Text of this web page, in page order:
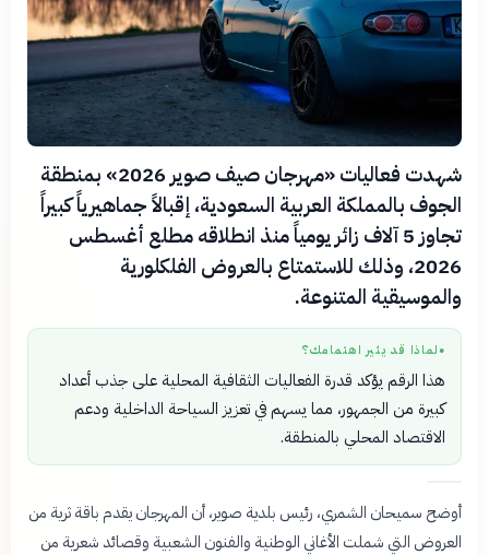
شهدت فعاليات «مهرجان صيف صوير 2026» بمنطقة
الجوف بالمملكة العربية السعودية، إقبالاً جماهيرياً كبيراً
تجاوز 5 آلاف زائر يومياً منذ انطلاقه مطلع أغسطس
2026، وذلك للاستمتاع بالعروض الفلكلورية
والموسيقية المتنوعة.
● لماذا قد يثير اهتمامك؟
هذا الرقم يؤكد قدرة الفعاليات الثقافية المحلية على جذب أعداد
كبيرة من الجمهور، مما يسهم في تعزيز السياحة الداخلية ودعم
الاقتصاد المحلي بالمنطقة.
أوضح سميحان الشمري، رئيس بلدية صوير، أن المهرجان يقدم باقة ثرية من
العروض التي شملت الأغاني الوطنية والفنون الشعبية وقصائد شعرية من